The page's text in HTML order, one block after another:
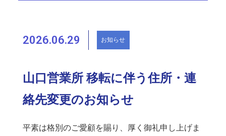
2026.06.29 お知らせ
山口営業所 移転に伴う住所・連
絡先変更のお知らせ
平素は格別のご愛顧を賜り、厚く御礼申し上げま